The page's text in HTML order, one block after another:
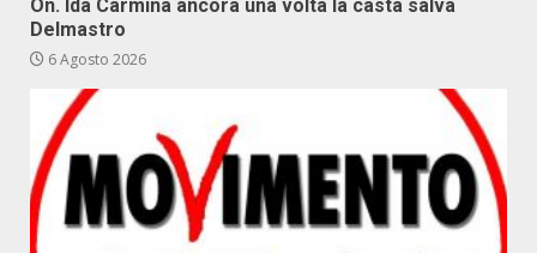
On. Ida Carmina ancora una volta la casta salva
Delmastro
6 Agosto 2026